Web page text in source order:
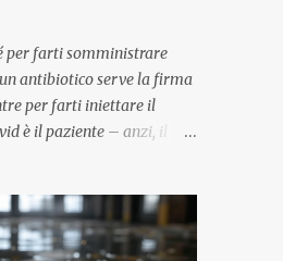
per farti somministrare
antibiotico serve la firma
per farti iniettare il
è il paziente – anzi, il
quanto devastante
Andrea Stramezzi,